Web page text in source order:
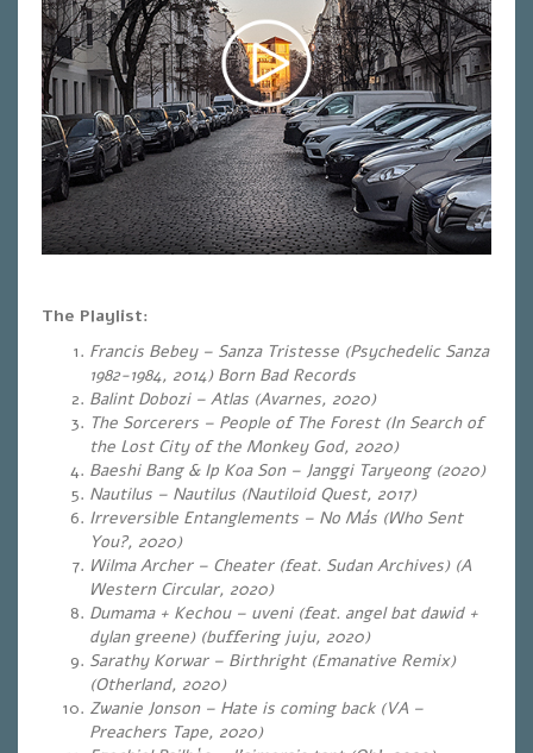
The Playlist:
Francis Bebey – Sanza Tristesse (Psychedelic Sanza
1982-1984, 2014) Born Bad Records
Balint Dobozi – Atlas (Avarnes, 2020)
The Sorcerers – People of The Forest (In Search of
the Lost City of the Monkey God, 2020)
Baeshi Bang & Ip Koa Son – Janggi Taryeong (2020)
Nautilus – Nautilus (Nautiloid Quest, 2017)
Irreversible Entanglements – No Más (Who Sent
You?, 2020)
Wilma Archer – Cheater (feat. Sudan Archives) (A
Western Circular, 2020)
Dumama + Kechou – uveni (feat. angel bat dawid +
dylan greene) (buffering juju, 2020)
Sarathy Korwar – Birthright (Emanative Remix)
(Otherland, 2020)
Zwanie Jonson – Hate is coming back (VA –
Preachers Tape, 2020)